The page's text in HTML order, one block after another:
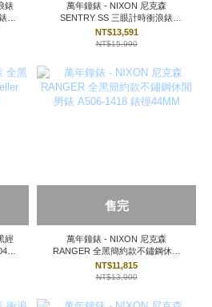
萬年鐘錶 - NIXON 尼克森
SENTRY SS 三眼計時衝浪錶
A386-000 錶徑42MM
NT$13,591
NT$15,990
售完
萬年鐘錶 - NIXON 尼克森
RANGER 全黑簡約款不鏽鋼休閒
男錶 A506-1418 錶徑44MM
NT$11,815
NT$13,900